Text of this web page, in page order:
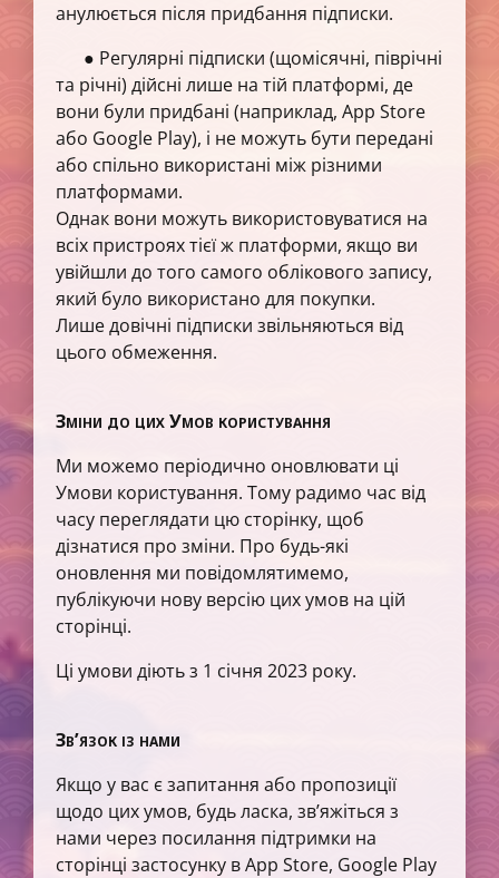
анулюється після придбання підписки.
● Регулярні підписки (щомісячні, піврічні
та річні) дійсні лише на тій платформі, де
вони були придбані (наприклад, App Store
або Google Play), і не можуть бути передані
або спільно використані між різними
платформами.
Однак вони можуть використовуватися на
всіх пристроях тієї ж платформи, якщо ви
увійшли до того самого облікового запису,
який було використано для покупки.
Лише довічні підписки звільняються від
цього обмеження.
Зміни до цих Умов користування
Ми можемо періодично оновлювати ці
Умови користування. Тому радимо час від
часу переглядати цю сторінку, щоб
дізнатися про зміни. Про будь-які
оновлення ми повідомлятимемо,
публікуючи нову версію цих умов на цій
сторінці.
Ці умови діють з 1 січня 2023 року.
Зв’язок із нами
Якщо у вас є запитання або пропозиції
щодо цих умов, будь ласка, зв’яжіться з
нами через посилання підтримки на
сторінці застосунку в App Store, Google Play